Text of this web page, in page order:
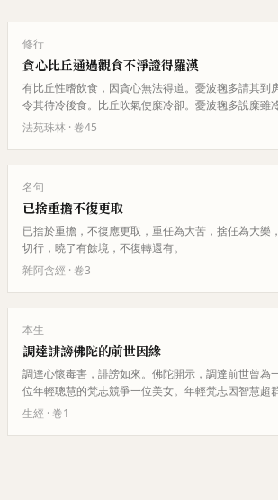
修行
貪心比丘通過觀食不淨證得羅漢
有比丘性嗜飲食，因貪心無法得道。憂波毱多請其到
令其待冷後食。比丘吹氣使糜冷卻。憂波毱多說糜雖
觀水滅心火。又令比丘吐出食物…
法苑珠林 · 卷45
名句
已捨重擔不復更取
已捨於重擔，不復應更取，重任為大苦，捨任為大樂
切行，曉了有餘境，不復轉還有。
雜阿含經 · 卷3
本生
調達誹謗佛陀的前世因緣
調達心懷毒害，誹謗如來。佛陀開示，調達前世曾為
位年輕聰慧的梵志競爭一位美女。年輕梵志因智慧超
志因此懷恨，發誓世世相怨。年…
生經 · 卷1